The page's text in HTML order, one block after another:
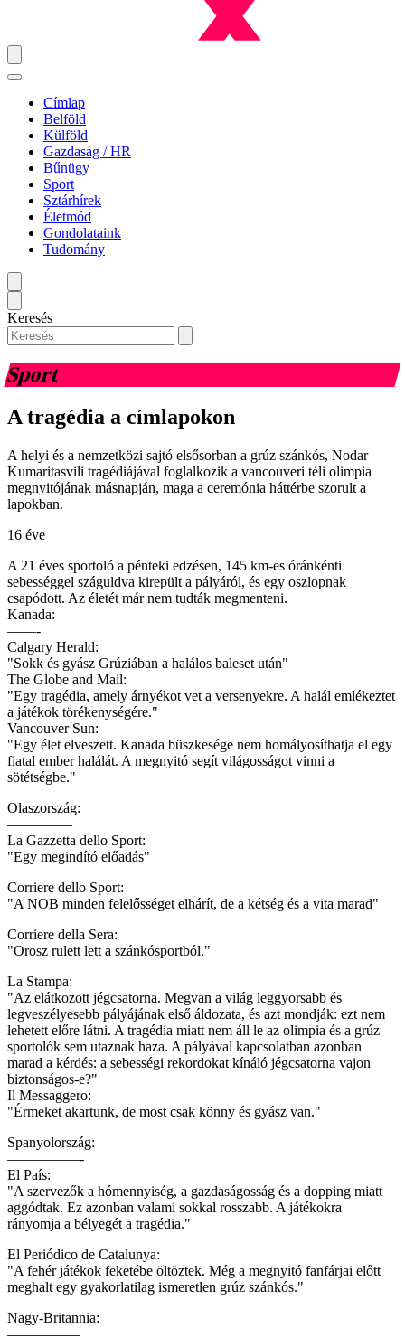
Címlap
Belföld
Külföld
Gazdaság / HR
Bűnügy
Sport
Sztárhírek
Életmód
Gondolataink
Tudomány
Keresés
Sport
A tragédia a címlapokon
A helyi és a nemzetközi sajtó elsősorban a grúz szánkós, Nodar
Kumaritasvili tragédiájával foglalkozik a vancouveri téli olimpia
megnyitójának másnapján, maga a ceremónia háttérbe szorult a
lapokban.
16 éve
A 21 éves sportoló a pénteki edzésen, 145 km-es óránkénti
sebességgel száguldva kirepült a pályáról, és egy oszlopnak
csapódott. Az életét már nem tudták megmenteni.
Kanada:
——-
Calgary Herald:
"Sokk és gyász Grúziában a halálos baleset után"
The Globe and Mail:
"Egy tragédia, amely árnyékot vet a versenyekre. A halál emlékeztet
a játékok törékenységére."
Vancouver Sun:
"Egy élet elveszett. Kanada büszkesége nem homályosíthatja el egy
fiatal ember halálát. A megnyitó segít világosságot vinni a
sötétségbe."
Olaszország:
————–
La Gazzetta dello Sport:
"Egy megindító előadás"
Corriere dello Sport:
"A NOB minden felelősséget elhárít, de a kétség és a vita marad"
Corriere della Sera:
"Orosz rulett lett a szánkósportból."
La Stampa:
"Az elátkozott jégcsatorna. Megvan a világ leggyorsabb és
legveszélyesebb pályájának első áldozata, és azt mondják: ezt nem
lehetett előre látni. A tragédia miatt nem áll le az olimpia és a grúz
sportolók sem utaznak haza. A pályával kapcsolatban azonban
marad a kérdés: a sebességi rekordokat kínáló jégcsatorna vajon
biztonságos-e?"
Il Messaggero:
"Érmeket akartunk, de most csak könny és gyász van."
Spanyolország:
—————-
El País:
"A szervezők a hómennyiség, a gazdaságosság és a dopping miatt
aggódtak. Ez azonban valami sokkal rosszabb. A játékokra
rányomja a bélyegét a tragédia."
El Periódico de Catalunya:
"A fehér játékok feketébe öltöztek. Még a megnyitó fanfárjai előtt
meghalt egy gyakorlatilag ismeretlen grúz szánkós."
Nagy-Britannia:
—————